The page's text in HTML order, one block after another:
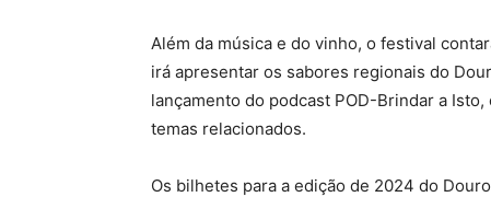
Além da música e do vinho, o festival
irá apresentar os sabores regionais do
lançamento do podcast POD-Brindar a
temas relacionados.
Os bilhetes para a edição de 2024 do